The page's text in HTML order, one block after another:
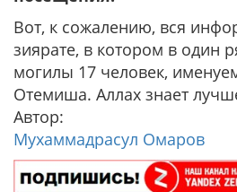
Вот, к сожалению, вся
зиярате, в котором в один
могилы 17 человек,
Отемиша. Аллах знает
Автор:
Мухаммадрасул Омаров